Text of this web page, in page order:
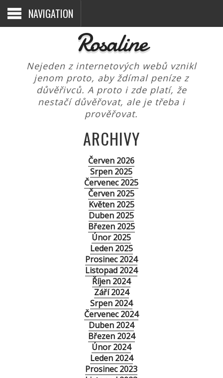
NAVIGATION
Rosaline
Nejeden z internetových webů vznikl
jenom proto, aby ždímal peníze z
důvěřivců. A proto i zde platí, že
nestačí důvěřovat, ale je třeba i
prověřovat.
ARCHIVY
Červen 2026
Srpen 2025
Červenec 2025
Červen 2025
Květen 2025
Duben 2025
Březen 2025
Únor 2025
Leden 2025
Prosinec 2024
Listopad 2024
Říjen 2024
Září 2024
Srpen 2024
Červenec 2024
Duben 2024
Březen 2024
Únor 2024
Leden 2024
Prosinec 2023